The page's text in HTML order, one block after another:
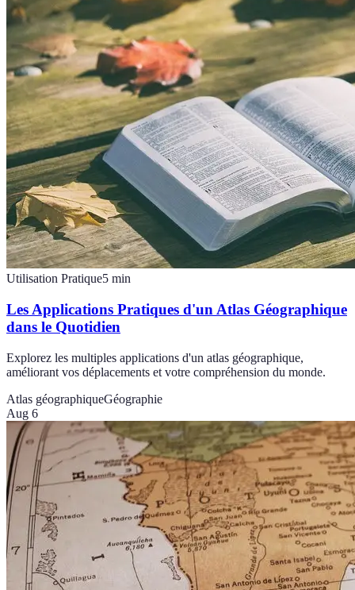
Utilisation Pratique5 min
Les Applications Pratiques d'un Atlas Géographique
dans le Quotidien
Explorez les multiples applications d'un atlas géographique,
améliorant vos déplacements et votre compréhension du monde.
Atlas géographiqueGéographie
Aug 6